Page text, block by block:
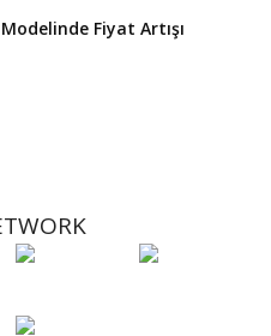
Fiyat Artışı